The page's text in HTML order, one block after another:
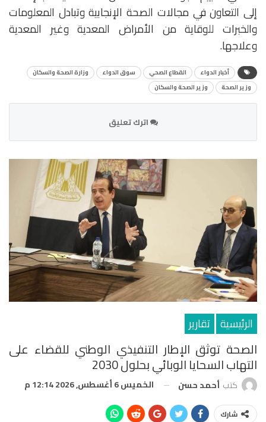
إلى التعاون في مجالات الصحة الإنجابية وتبادل المعلومات
والخبرات للوقاية من الأمراض المعدية وغير المعدية
وعلاجها.
أخبار الدواء القطاع الصحي سوق الدواء
وزارة الصحة والسكان
وزير الصحة
وزير الصحة والسكان
اترك تعليق
الرئيسية تقارير
الصحة توثق الإطار التنفيذي الوطني للقضاء على
التهاب السحايا الوبائي بحلول 2030
كتب أحمد حسن الخميس 6 أغسطس, 2026 12:14 م
شارك